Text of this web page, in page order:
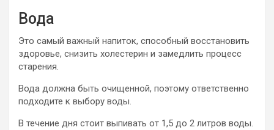
Вода
Это самый важный напиток, способный восстановить
здоровье, снизить холестерин и замедлить процесс
старения.
Вода должна быть очищенной, поэтому ответственно
подходите к выбору воды.
В течение дня стоит выпивать от 1,5 до 2 литров воды.